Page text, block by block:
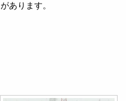
があります。